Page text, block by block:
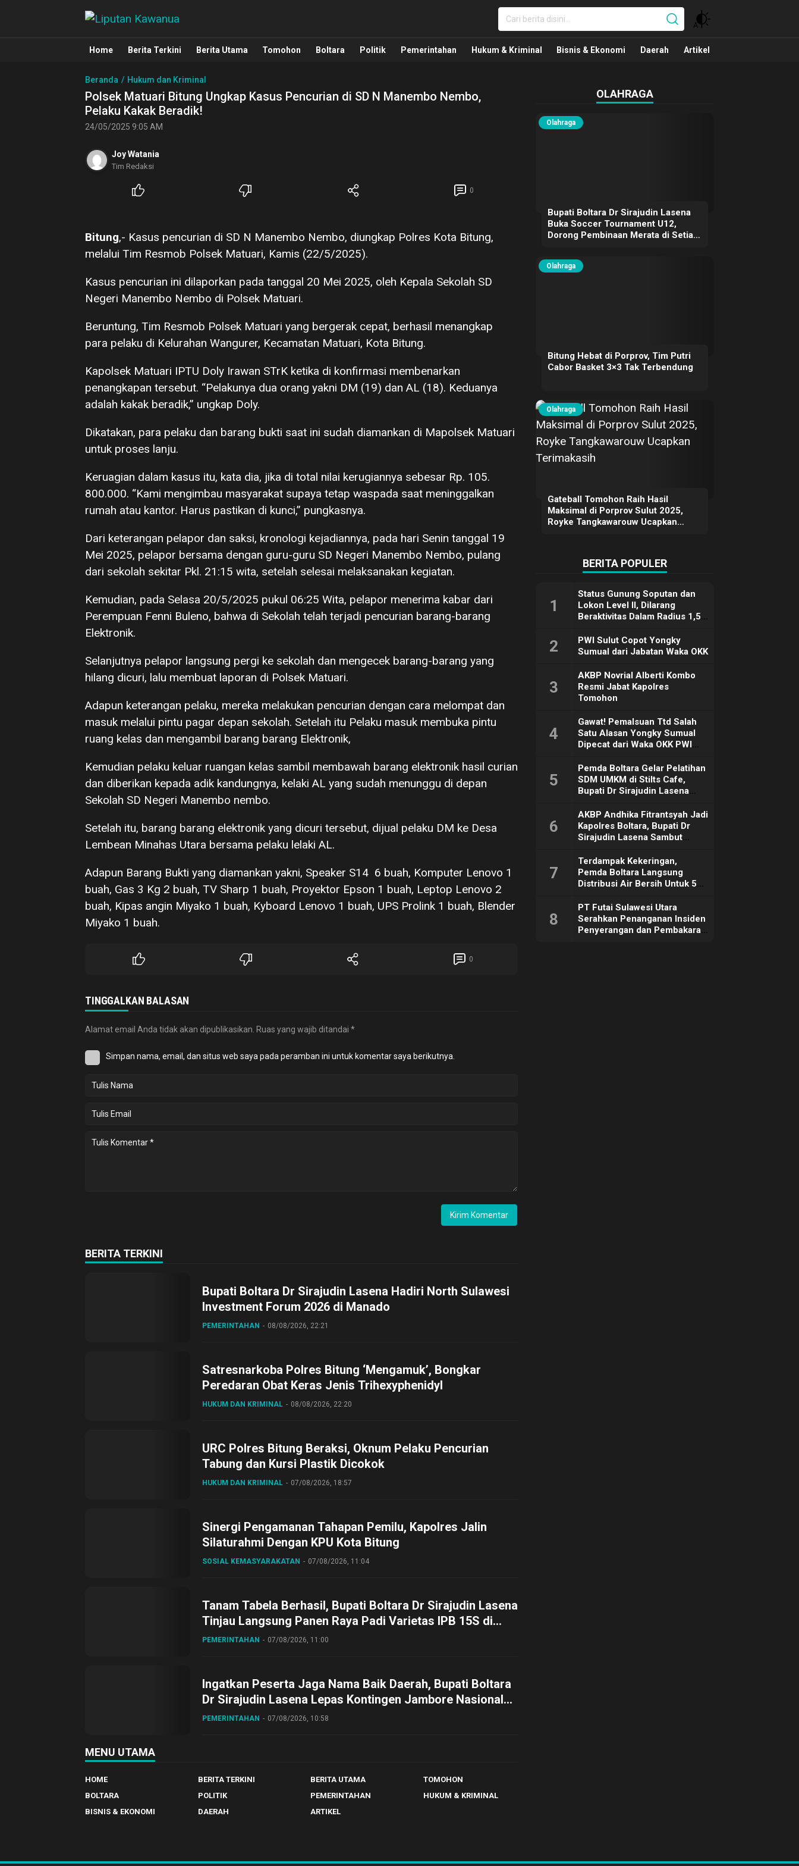
Liputan Kawanua
Berita Manado, Sulawesi Utara, Kawanua, Politik, Pemerintahan, Hukum Kriminal dan Nasional
Home Berita Terkini Berita Utama Tomohon Boltara Politik Pemerintahan Hukum & Kriminal Bisnis & Ekonomi Daerah Artikel
Beranda Hukum dan Kriminal
Polsek Matuari Bitung Ungkap Kasus Pencurian di SD N Manembo Nembo,
Pelaku Kakak Beradik!
24/05/2025 9:05 AM
Joy Watania
Tim Redaksi
0
Bitung,- Kasus pencurian di SD N Manembo Nembo, diungkap Polres Kota Bitung,
melalui Tim Resmob Polsek Matuari, Kamis (22/5/2025).
Kasus pencurian ini dilaporkan pada tanggal 20 Mei 2025, oleh Kepala Sekolah SD
Negeri Manembo Nembo di Polsek Matuari.
Beruntung, Tim Resmob Polsek Matuari yang bergerak cepat, berhasil menangkap
para pelaku di Kelurahan Wangurer, Kecamatan Matuari, Kota Bitung.
Kapolsek Matuari IPTU Doly Irawan STrK ketika di konfirmasi membenarkan
penangkapan tersebut. “Pelakunya dua orang yakni DM (19) dan AL (18). Keduanya
adalah kakak beradik,” ungkap Doly.
Dikatakan, para pelaku dan barang bukti saat ini sudah diamankan di Mapolsek Matuari
untuk proses lanju.
Keruagian dalam kasus itu, kata dia, jika di total nilai kerugiannya sebesar Rp. 105.
800.000. “Kami mengimbau masyarakat supaya tetap waspada saat meninggalkan
rumah atau kantor. Harus pastikan di kunci,” pungkasnya.
Dari keterangan pelapor dan saksi, kronologi kejadiannya, pada hari Senin tanggal 19
Mei 2025, pelapor bersama dengan guru-guru SD Negeri Manembo Nembo, pulang
dari sekolah sekitar Pkl. 21:15 wita, setelah selesai melaksanakan kegiatan.
Kemudian, pada Selasa 20/5/2025 pukul 06:25 Wita, pelapor menerima kabar dari
Perempuan Fenni Buleno, bahwa di Sekolah telah terjadi pencurian barang-barang
Elektronik.
Selanjutnya pelapor langsung pergi ke sekolah dan mengecek barang-barang yang
hilang dicuri, lalu membuat laporan di Polsek Matuari.
Adapun keterangan pelaku, mereka melakukan pencurian dengan cara melompat dan
masuk melalui pintu pagar depan sekolah. Setelah itu Pelaku masuk membuka pintu
ruang kelas dan mengambil barang barang Elektronik,
Kemudian pelaku keluar ruangan kelas sambil membawah barang elektronik hasil curian
dan diberikan kepada adik kandungnya, kelaki AL yang sudah menunggu di depan
Sekolah SD Negeri Manembo nembo.
Setelah itu, barang barang elektronik yang dicuri tersebut, dijual pelaku DM ke Desa
Lembean Minahas Utara bersama pelaku lelaki AL.
Adapun Barang Bukti yang diamankan yakni, Speaker S14 6 buah, Komputer Lenovo 1
buah, Gas 3 Kg 2 buah, TV Sharp 1 buah, Proyektor Epson 1 buah, Leptop Lenovo 2
buah, Kipas angin Miyako 1 buah, Kyboard Lenovo 1 buah, UPS Prolink 1 buah, Blender
Miyako 1 buah.
0
TINGGALKAN BALASAN
Alamat email Anda tidak akan dipublikasikan. Ruas yang wajib ditandai *
Simpan nama, email, dan situs web saya pada peramban ini untuk komentar saya berikutnya.
BERITA TERKINI
Bupati Boltara Dr Sirajudin Lasena Hadiri North Sulawesi
Investment Forum 2026 di Manado
PEMERINTAHAN 08/08/2026, 22:21
Satresnarkoba Polres Bitung ‘Mengamuk’, Bongkar
Peredaran Obat Keras Jenis Trihexyphenidyl
HUKUM DAN KRIMINAL 08/08/2026, 22:20
URC Polres Bitung Beraksi, Oknum Pelaku Pencurian
Tabung dan Kursi Plastik Dicokok
HUKUM DAN KRIMINAL 07/08/2026, 18:57
Sinergi Pengamanan Tahapan Pemilu, Kapolres Jalin
Silaturahmi Dengan KPU Kota Bitung
SOSIAL KEMASYARAKATAN 07/08/2026, 11:04
Tanam Tabela Berhasil, Bupati Boltara Dr Sirajudin Lasena
Tinjau Langsung Panen Raya Padi Varietas IPB 15S di
Desa Gihang
PEMERINTAHAN 07/08/2026, 11:00
Ingatkan Peserta Jaga Nama Baik Daerah, Bupati Boltara
Dr Sirajudin Lasena Lepas Kontingen Jambore Nasional
ke XII di Buperta Cibubur
PEMERINTAHAN 07/08/2026, 10:58
MENU UTAMA
HOME BERITA TERKINI BERITA UTAMA
TOMOHON
BOLTARA
POLITIK PEMERINTAHAN
HUKUM & KRIMINAL
BISNIS & EKONOMI
DAERAH ARTIKEL
OLAHRAGA
Olahraga
Bupati Boltara Dr Sirajudin Lasena
Buka Soccer Tournament U12,
Dorong Pembinaan Merata di Setiap
Olahraga
Bitung Hebat di Porprov, Tim Putri
Cabor Basket 3×3 Tak Terbendung
Olahraga
Gateball Tomohon Raih Hasil
Maksimal di Porprov Sulut 2025,
Royke Tangkawarouw Ucapkan
BERITA POPULER
1
Status Gunung Soputan dan
Lokon Level II, Dilarang
Beraktivitas Dalam Radius 1,5
2
PWI Sulut Copot Yongky
Sumual dari Jabatan Waka OKK
3
AKBP Novrial Alberti Kombo
Resmi Jabat Kapolres
Tomohon
4
Gawat! Pemalsuan Ttd Salah
Satu Alasan Yongky Sumual
Dipecat dari Waka OKK PWI
5
Pemda Boltara Gelar Pelatihan
SDM UMKM di Stilts Cafe,
Bupati Dr Sirajudin Lasena
Dorong Ekonomi Daerah
6
AKBP Andhika Fitrantsyah Jadi
Kapolres Boltara, Bupati Dr
Sirajudin Lasena Sambut
7
Terdampak Kekeringan,
Pemda Boltara Langsung
Distribusi Air Bersih Untuk 50
8
PT Futai Sulawesi Utara
Serahkan Penanganan Insiden
Penyerangan dan Pembakaran